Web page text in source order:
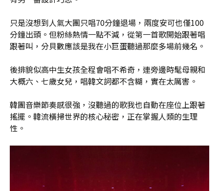
只是沒想到人氣大團只唱70分鐘退場，兩度安可也僅100
分鐘出頭。但粉絲熱情一點不減，從第一首歌開始跟著唱
跟著叫，分貝數應該是我在小巨蛋聽過那麼多場前幾名。
後排貌似高中生女孩全程會唱不希奇，連旁邊時髦母親和
大概六、七歲女兒，唱韓文詞都不含糊，實在太厲害。
韓團音樂節奏感很強，沒聽過的歌我也自動在座位上跟著
搖擺。韓流橫掃世界的核心秘密，正在掌握人類的生理
性。